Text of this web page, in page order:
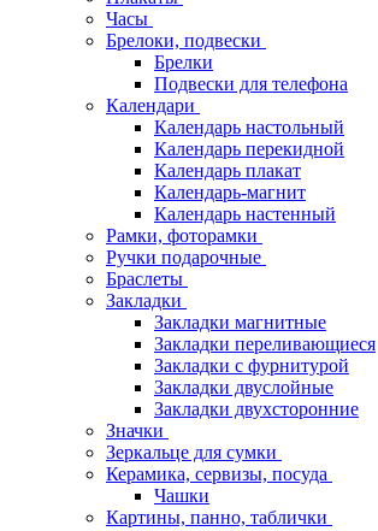
Часы
Брелоки, подвески
Брелки
Подвески для телефона
Календари
Календарь настольный
Календарь перекидной
Календарь плакат
Календарь-магнит
Календарь настенный
Рамки, фоторамки
Ручки подарочные
Браслеты
Закладки
Закладки магнитные
Закладки переливающиеся
Закладки с фурнитурой
Закладки двуслойные
Закладки двухсторонние
Значки
Зеркальце для сумки
Керамика, сервизы, посуда
Чашки
Картины, панно, таблички